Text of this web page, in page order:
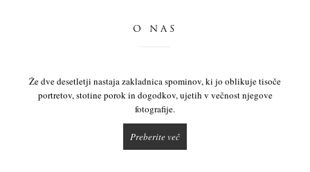
O NAS
Že dve desetletji nastaja zakladnica spominov, ki jo oblikuje tisoče
portretov, stotine porok in dogodkov, ujetih v večnost njegove
fotografije.
Preberite več